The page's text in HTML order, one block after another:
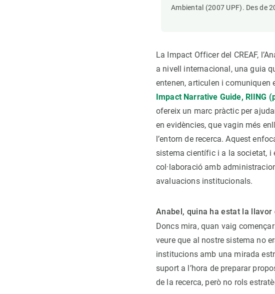
Ambiental (2007 UPF). Des de
La Impact Officer del CREAF,
a nivell internacional, una guia
entenen, articulen i comuniquen
Impact Narrative Guide, RIING
ofereix un marc pràctic per
en evidències, que vagin més
l’entorn de recerca. Aquest
sistema científic i a la societat, i
col·laboració amb
avaluacions institucionals.
Anabel, quina ha estat la llavor
Doncs mira, quan vaig
veure que al nostre sistema no
institucions amb una mirada
suport a l’hora de preparar
de la recerca, però no rols